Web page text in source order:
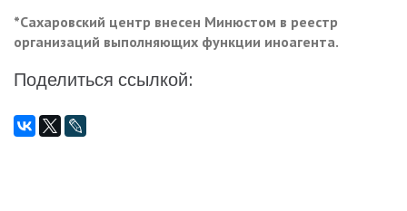
*Сахаровский центр внесен Минюстом в реестр
организаций выполняющих функции иноагента.
Поделиться ссылкой: